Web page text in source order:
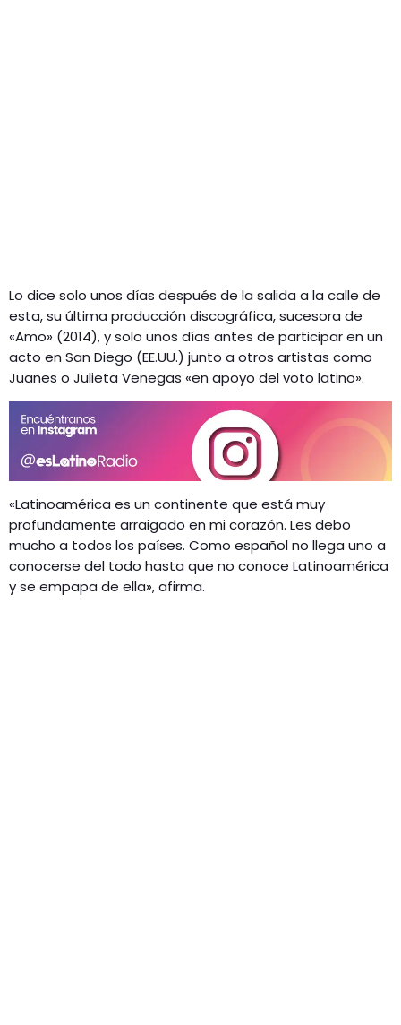
Lo dice solo unos días después de la salida a la calle de
esta, su última producción discográfica, sucesora de
«Amo» (2014), y solo unos días antes de participar en un
acto en San Diego (EE.UU.) junto a otros artistas como
Juanes o Julieta Venegas «en apoyo del voto latino».
«Latinoamérica es un continente que está muy
profundamente arraigado en mi corazón. Les debo
mucho a todos los países. Como español no llega uno a
conocerse del todo hasta que no conoce Latinoamérica
y se empapa de ella», afirma.